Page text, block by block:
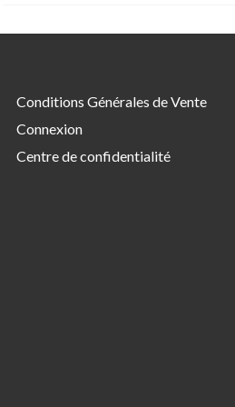
Conditions Générales de Vente
Connexion
Centre de confidentialité